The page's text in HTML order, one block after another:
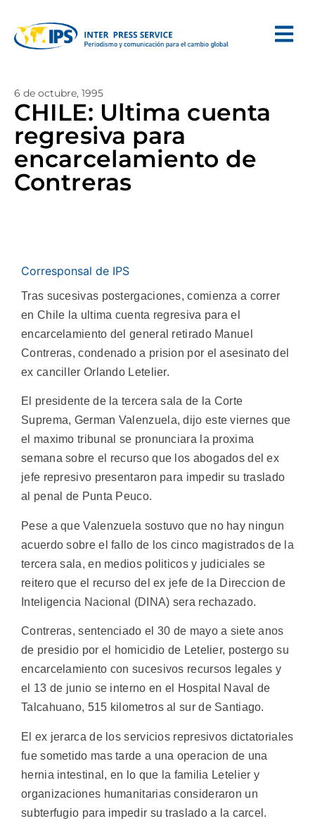
6 de octubre, 1995
CHILE: Ultima cuenta
regresiva para
encarcelamiento de
Contreras
Corresponsal de IPS
Tras sucesivas postergaciones, comienza a correr
en Chile la ultima cuenta regresiva para el
encarcelamiento del general retirado Manuel
Contreras, condenado a prision por el asesinato del
ex canciller Orlando Letelier.
El presidente de la tercera sala de la Corte
Suprema, German Valenzuela, dijo este viernes que
el maximo tribunal se pronunciara la proxima
semana sobre el recurso que los abogados del ex
jefe represivo presentaron para impedir su traslado
al penal de Punta Peuco.
Pese a que Valenzuela sostuvo que no hay ningun
acuerdo sobre el fallo de los cinco magistrados de la
tercera sala, en medios politicos y judiciales se
reitero que el recurso del ex jefe de la Direccion de
Inteligencia Nacional (DINA) sera rechazado.
Contreras, sentenciado el 30 de mayo a siete anos
de presidio por el homicidio de Letelier, postergo su
encarcelamiento con sucesivos recursos legales y
el 13 de junio se interno en el Hospital Naval de
Talcahuano, 515 kilometros al sur de Santiago.
El ex jerarca de los servicios represivos dictatoriales
fue sometido mas tarde a una operacion de una
hernia intestinal, en lo que la familia Letelier y
organizaciones humanitarias consideraron un
subterfugio para impedir su traslado a la carcel.